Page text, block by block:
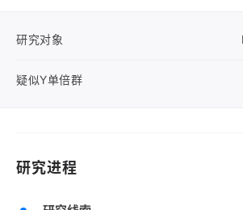
研究对象
疑似Y单倍群
研究进程